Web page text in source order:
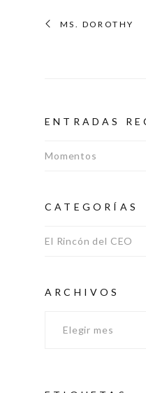
MS. DOROTHY
ENTRADAS
Momentos
CATEGORÍAS
El Rincón del CEO
ARCHIVOS